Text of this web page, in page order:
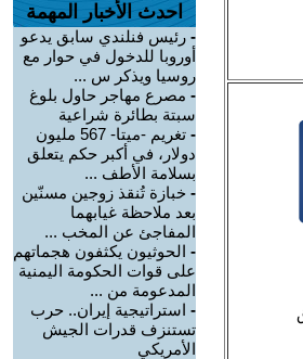
احدث الأخبار المهمة
- رئيس فنلندي سابق يدعو
أوروبا للدخول في حوار مع
روسيا ويذكر س ...
- مصرع مهاجر حاول بلوغ
سبتة بطائرة شراعية
-
تغريم -ميتا- 567 مليون
دولار، في أكبر حكم يتعلق
بسلامة الأطف ...
- خبازة تُنقذ زوجين مسنّين
بعد ملاحظة غيابهما
المفاجئ عن المخب ...
- الحوثيون يكثفون هجماتهم
على قوات الحكومة اليمنية
المدعومة من ...
- استراتيجية إيران.. حرب
تستنزف قدرات الجيش
الأمريكي